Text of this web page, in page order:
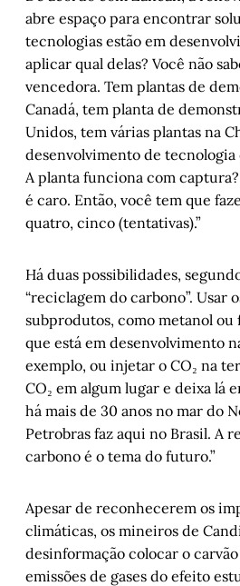
abre espaço para encontrar
tecnologias estão em
aplicar qual delas? Você não
vencedora. Tem plantas de
Canadá, tem planta de
Unidos, tem várias plantas na
desenvolvimento de tecnologia
A planta funciona com
é caro. Então, você tem que
quatro, cinco (tentativas).”
Há duas possibilidades,
“reciclagem do carbono”. Usar
subprodutos, como metanol
que está em desenvolvimento
exemplo, ou injetar o CO₂ na
CO₂ em algum lugar e deixa lá
há mais de 30 anos no mar do
Petrobras faz aqui no Brasil. A
carbono é o tema do futuro.”
Apesar de reconhecerem os
climáticas, os mineiros de
desinformação colocar o
emissões de gases do efeito